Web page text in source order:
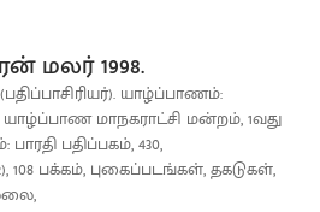
மலர் 1998.
யாழ்ப்பாணம்:
மாநகராட்சி மன்றம், 1வது
பாரதி பதிப்பகம், 430,
108 பக்கம், புகைப்படங்கள், தகடுகள்,